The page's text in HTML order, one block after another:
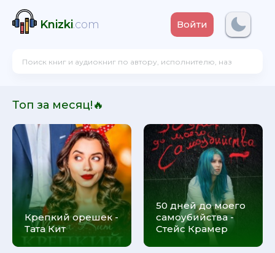
Knizki.com Войти
Топ за месяц!🔥
Крепкий орешек -
Тата Кит
50 дней до моего
самоубийства -
Стейс Крамер